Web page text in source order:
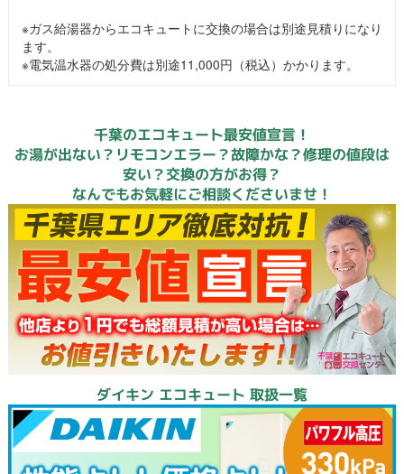
※ガス給湯器からエコキュートに交換の場合は別途見積りになり
ます。
※電気温水器の処分費は別途11,000円（税込）かかります。
千葉のエコキュート最安値宣言！
お湯が出ない？リモコンエラー？故障かな？修理の値段は
安い？交換の方がお得？
なんでもお気軽にご相談くださいませ！
ダイキン エコキュート 取扱一覧